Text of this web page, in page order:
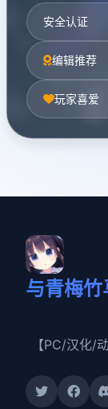
安全认证
编辑推荐
玩家喜爱
与青梅
【PC/汉化/